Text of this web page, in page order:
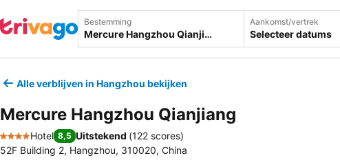
Bestemming Aankomst/vertrek
Selecteer datums
Alle verblijven in Hangzhou bekijken
Mercure Hangzhou Qianjiang
4 Sterren
Hotel 8,5 Uitstekend (122 scores)
52F Building 2, Hangzhou, 310020, China